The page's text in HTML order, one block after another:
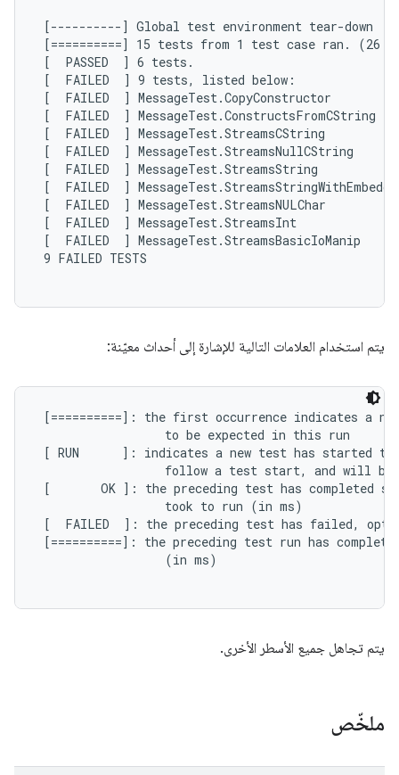
[----------] Global test environment tear-down
[==========] 15 tests from 1 test case ran. (26
[  PASSED  ] 6 tests.
[  FAILED  ] 9 tests, listed below:
[  FAILED  ] MessageTest.CopyConstructor
[  FAILED  ] MessageTest.ConstructsFromCString
[  FAILED  ] MessageTest.StreamsCString
[  FAILED  ] MessageTest.StreamsNullCString
[  FAILED  ] MessageTest.StreamsString
[  FAILED  ]
[  FAILED  ] MessageTest.StreamsNULChar
[  FAILED  ] MessageTest.StreamsInt
[  FAILED  ] MessageTest.StreamsBasicIoManip
9 FAILED TESTS
يتم استخدام العلامات التالية للإشارة إلى أحداث معيّنة:
[==========]: the first occurrence indicates a
                  to be expected in this run
[ RUN      ]: indicates a new test has started to
follow a test start, and will
[       OK ]: the preceding test has completed
                  took to run (in ms)
[  FAILED  ]: the preceding test has failed,
[==========]: the preceding test run has
                  (in ms)
يتم تجاهل جميع الأسطر الأخرى.
ملخّص